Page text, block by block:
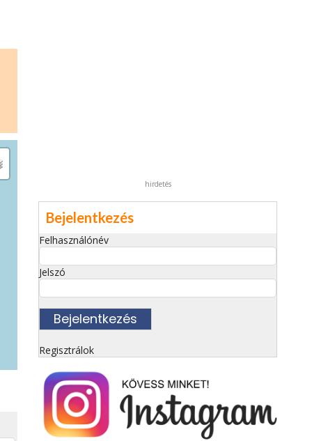
hirdetés
Bejelentkezés
Felhasználónév
Jelszó
Regisztrálok